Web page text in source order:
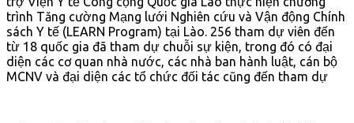
trình Tăng cường Mạng lưới Nghiên cứu và Vận động Chính
sách Y tế (LEARN Program) tại Lào. 256 tham dự viên đến
từ 18 quốc gia đã tham dự chuỗi sự kiện, trong đó có đại
diện các cơ quan nhà nước, các nhà ban hành luật, cán bộ
MCNV và đại diện các tổ chức đối tác cũng đến tham dự